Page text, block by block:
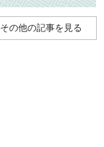
その他の記事を見る